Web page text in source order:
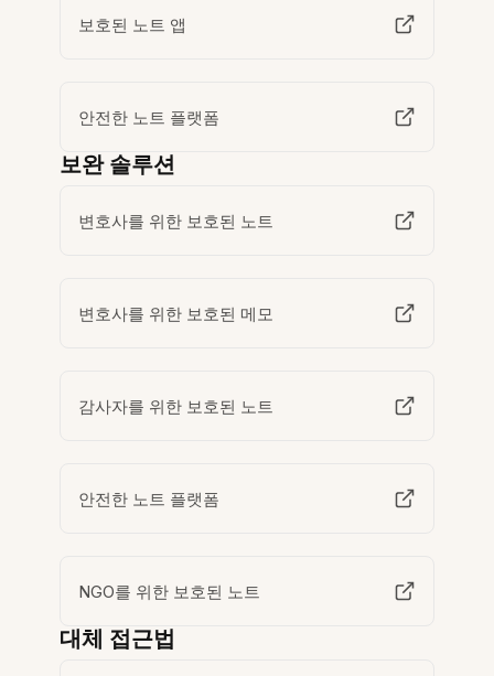
보호된 노트 앱
안전한 노트 플랫폼
보완 솔루션
변호사를 위한 보호된 노트
변호사를 위한 보호된 메모
감사자를 위한 보호된 노트
안전한 노트 플랫폼
NGO를 위한 보호된 노트
대체 접근법